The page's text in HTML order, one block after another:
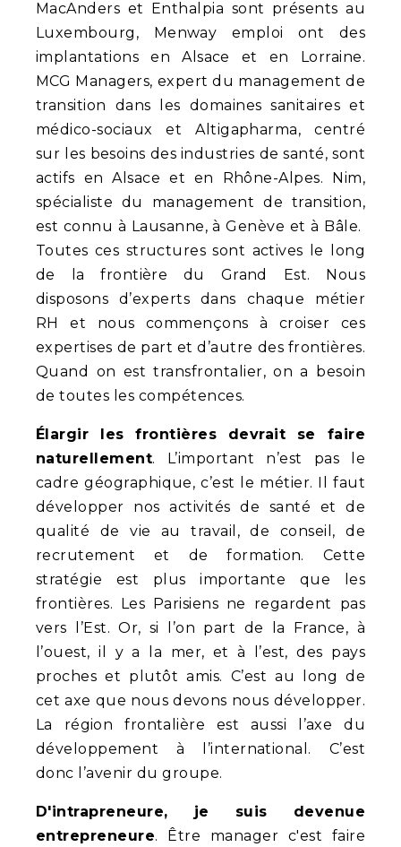
MacAnders et Enthalpia sont présents au
Luxembourg, Menway emploi ont des
implantations en Alsace et en Lorraine.
MCG Managers, expert du management de
transition dans les domaines sanitaires et
médico-sociaux et Altigapharma, centré
sur les besoins des industries de santé, sont
actifs en Alsace et en Rhône-Alpes. Nim,
spécialiste du management de transition,
est connu à Lausanne, à Genève et à Bâle.
Toutes ces structures sont actives le long
de la frontière du Grand Est. Nous
disposons d’experts dans chaque métier
RH et nous commençons à croiser ces
expertises de part et d’autre des frontières.
Quand on est transfrontalier, on a besoin
de toutes les compétences.
Élargir les frontières devrait se faire
naturellement. L’important n’est pas le
cadre géographique, c’est le métier. Il faut
développer nos activités de santé et de
qualité de vie au travail, de conseil, de
recrutement et de formation. Cette
stratégie est plus importante que les
frontières. Les Parisiens ne regardent pas
vers l’Est. Or, si l’on part de la France, à
l’ouest, il y a la mer, et à l’est, des pays
proches et plutôt amis. C’est au long de
cet axe que nous devons nous développer.
La région frontalière est aussi l’axe du
développement à l’international. C’est
donc l’avenir du groupe.
D'intrapreneure, je suis devenue
entrepreneure. Être manager c'est faire